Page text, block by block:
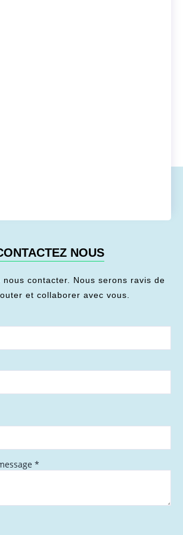
NOUS
nous contacter. Nous serons ravis de
et collaborer avec vous.
*